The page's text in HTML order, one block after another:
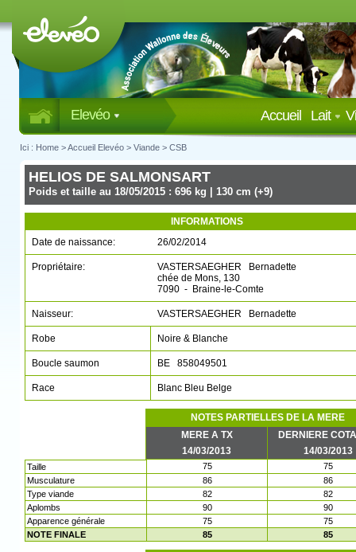
Elevéo Lait
Accueil
Ici : Home >Accueil Elevéo > Viande > CSB
HELIOS DE SALMONSART
Poids et taille au 18/05/2015 : 696 kg | 130 cm (+9)
INFORMATIONS
Date de naissance:
26/02/2014
Propriétaire:
VASTERSAEGHER Bernadette
chée de Mons, 130
7090 - Braine-le-Comte
Naisseur: VASTERSAEGHER Bernadette
Robe Noire & Blanche
Boucle saumon BE 858049501
Race Blanc Bleu Belge
NOTES PARTIELLES DE LA MERE
MERE A TX
14/03/2013
DERNIERE
14/03/2013
Taille 75
75
Musculature
86
86
Type viande
82
82
Aplombs
90
90
Apparence générale
75
75
NOTE FINALE
85 85